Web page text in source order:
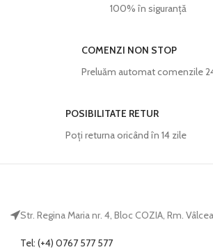
100% în siguranță
COMENZI NON STOP
Preluăm automat comenzile
POSIBILITATE RETUR
Poţi returna oricând în 14 zile
Str. Regina Maria nr. 4, Bloc COZIA, Rm.
Tel: (+4) 0767 577 577